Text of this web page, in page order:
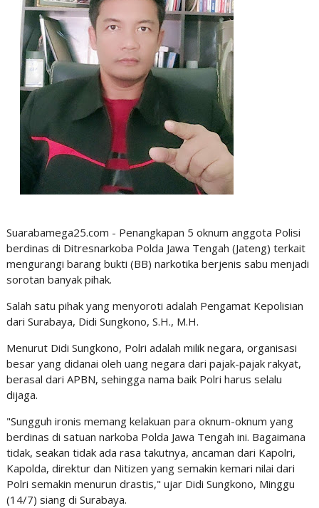
Suarabamega25.com - Penangkapan 5 oknum anggota Polisi
berdinas di Ditresnarkoba Polda Jawa Tengah (Jateng) terkait
mengurangi barang bukti (BB) narkotika berjenis sabu menjadi
sorotan banyak pihak.
Salah satu pihak yang menyoroti adalah Pengamat Kepolisian
dari Surabaya, Didi Sungkono, S.H., M.H.
Menurut Didi Sungkono, Polri adalah milik negara, organisasi
besar yang didanai oleh uang negara dari pajak-pajak rakyat,
berasal dari APBN, sehingga nama baik Polri harus selalu
dijaga.
"Sungguh ironis memang kelakuan para oknum-oknum yang
berdinas di satuan narkoba Polda Jawa Tengah ini. Bagaimana
tidak, seakan tidak ada rasa takutnya, ancaman dari Kapolri,
Kapolda, direktur dan Nitizen yang semakin kemari nilai dari
Polri semakin menurun drastis," ujar Didi Sungkono, Minggu
(14/7) siang di Surabaya.